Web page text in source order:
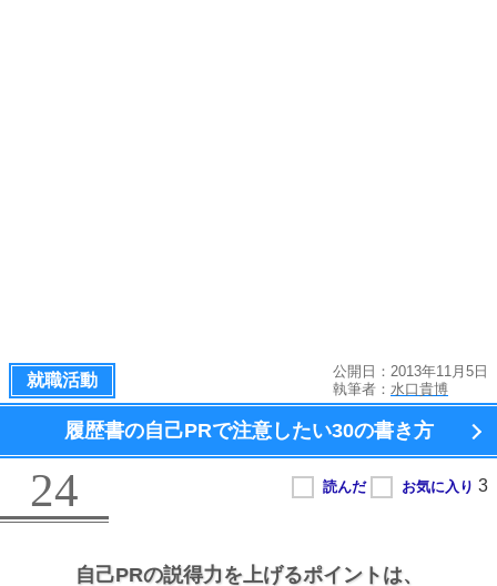
就職活動
公開日：2013年11月5日
執筆者： 水口貴博
履歴書の自己PRで注意したい30の書き方
24
自己PRの説得力を上げるポイントは、